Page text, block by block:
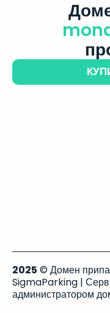
2025 © Домен
SigmaParking |
администратором